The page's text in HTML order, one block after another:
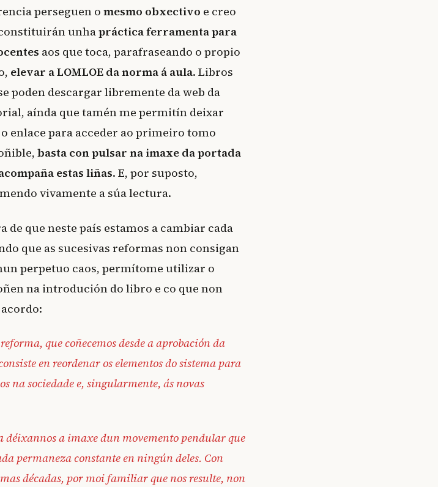
perseguen o mesmo obxectivo e creo
unhapráctica ferramenta para
aos que toca, parafraseando o propio
elevar a LOMLOE da norma á aula. Libros
poden descargar libremente da web da
aínda que tamén me permitín deixar
enlace para acceder ao primeiro tomo
basta con pulsar na imaxe da portada
estas liñas. E, por suposto,
vivamente a súa lectura.
que neste país estamos a cambiar cada
que as sucesivas reformas non consigan
perpetuo caos, permítome utilizar o
na introdución do libro e co que non
que coñecemos desde a aprobación da
en reordenar os elementos do sistema para
na sociedade e, singularmente, ás novas
déixannos a imaxe dun movemento pendular que
permaneza constante en ningún deles. Con
décadas, por moi familiar que nos resulte, non